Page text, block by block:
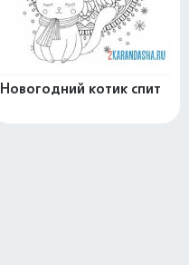
Новогодний котик спит